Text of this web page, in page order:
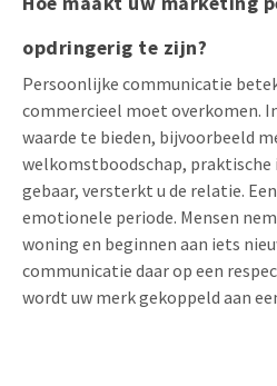
opdringerig te zijn?
Persoonlijke communicatie
commercieel moet overkomen.
waarde te bieden, bijvoorbeeld
welkomstboodschap,
gebaar, versterkt u de relatie.
emotionele periode. Mensen
woning en beginnen aan iets
communicatie daar op een
wordt uw merk gekoppeld aan